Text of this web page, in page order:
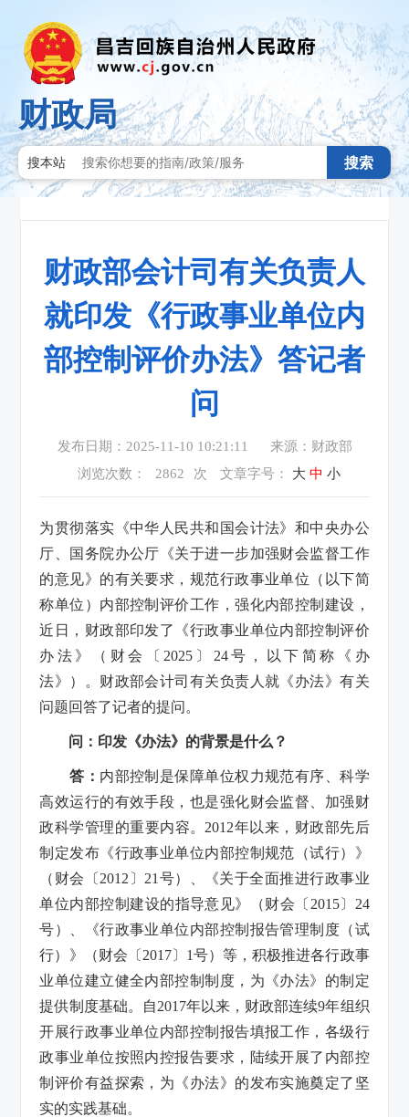
财政局
搜本站 搜索
财政部会计司有关负责人
就印发《行政事业单位内
部控制评价办法》答记者
问
发布日期：2025-11-10 10:21:11
来源：财政部
浏览次数：
2862 次 文章字号： 大 中 小
为贯彻落实《中华人民共和国会计法》和中央办公
厅、国务院办公厅《关于进一步加强财会监督工作
的意见》的有关要求，规范行政事业单位（以下简
称单位）内部控制评价工作，强化内部控制建设，
近日，财政部印发了《行政事业单位内部控制评价
办法》（财会〔2025〕24号，以下简称《办
法》）。财政部会计司有关负责人就《办法》有关
问题回答了记者的提问。
问：印发《办法》的背景是什么？
答： 内部控制是保障单位权力规范有序、科学
高效运行的有效手段，也是强化财会监督、加强财
政科学管理的重要内容。2012年以来，财政部先后
制定发布《行政事业单位内部控制规范（试行）》
（财会〔2012〕21号）、《关于全面推进行政事业
单位内部控制建设的指导意见》（财会〔2015〕24
号）、《行政事业单位内部控制报告管理制度（试
行）》（财会〔2017〕1号）等，积极推进各行政事
业单位建立健全内部控制制度，为《办法》的制定
提供制度基础。自2017年以来，财政部连续9年组织
开展行政事业单位内部控制报告填报工作，各级行
政事业单位按照内控报告要求，陆续开展了内部控
制评价有益探索，为《办法》的发布实施奠定了坚
实的实践基础。